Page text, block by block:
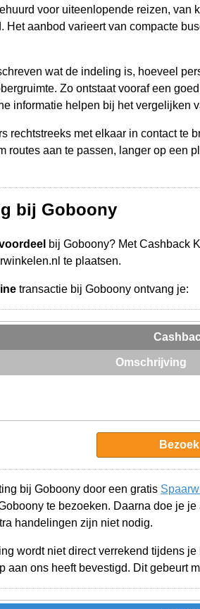
voor uiteenlopende reizen, van
Het aanbod varieert van compacte
wat de indeling is, hoeveel
Zo ontstaat vooraf een
informatie helpen bij het vergelijken
rechtstreeks met elkaar in contact te
routes aan te passen, langer op een
bij Goboony
bij Goboony? Met Cashback
te plaatsen.
transactie bij Goboony ontvang je:
Omschrijving
bij Goboony door een gratis
te bezoeken. Daarna doe je
handelingen zijn niet nodig.
wordt niet direct verrekend tijdens
aan ons heeft bevestigd. Dit gebeurt